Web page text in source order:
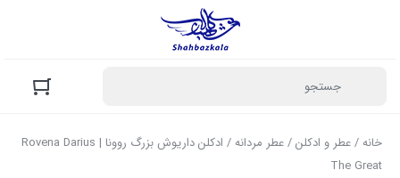
خانه/عطر و ادکلن/عطر مردانه
/ ادکلن داریوش بزرگ روونا | Rovena Darius
The Great